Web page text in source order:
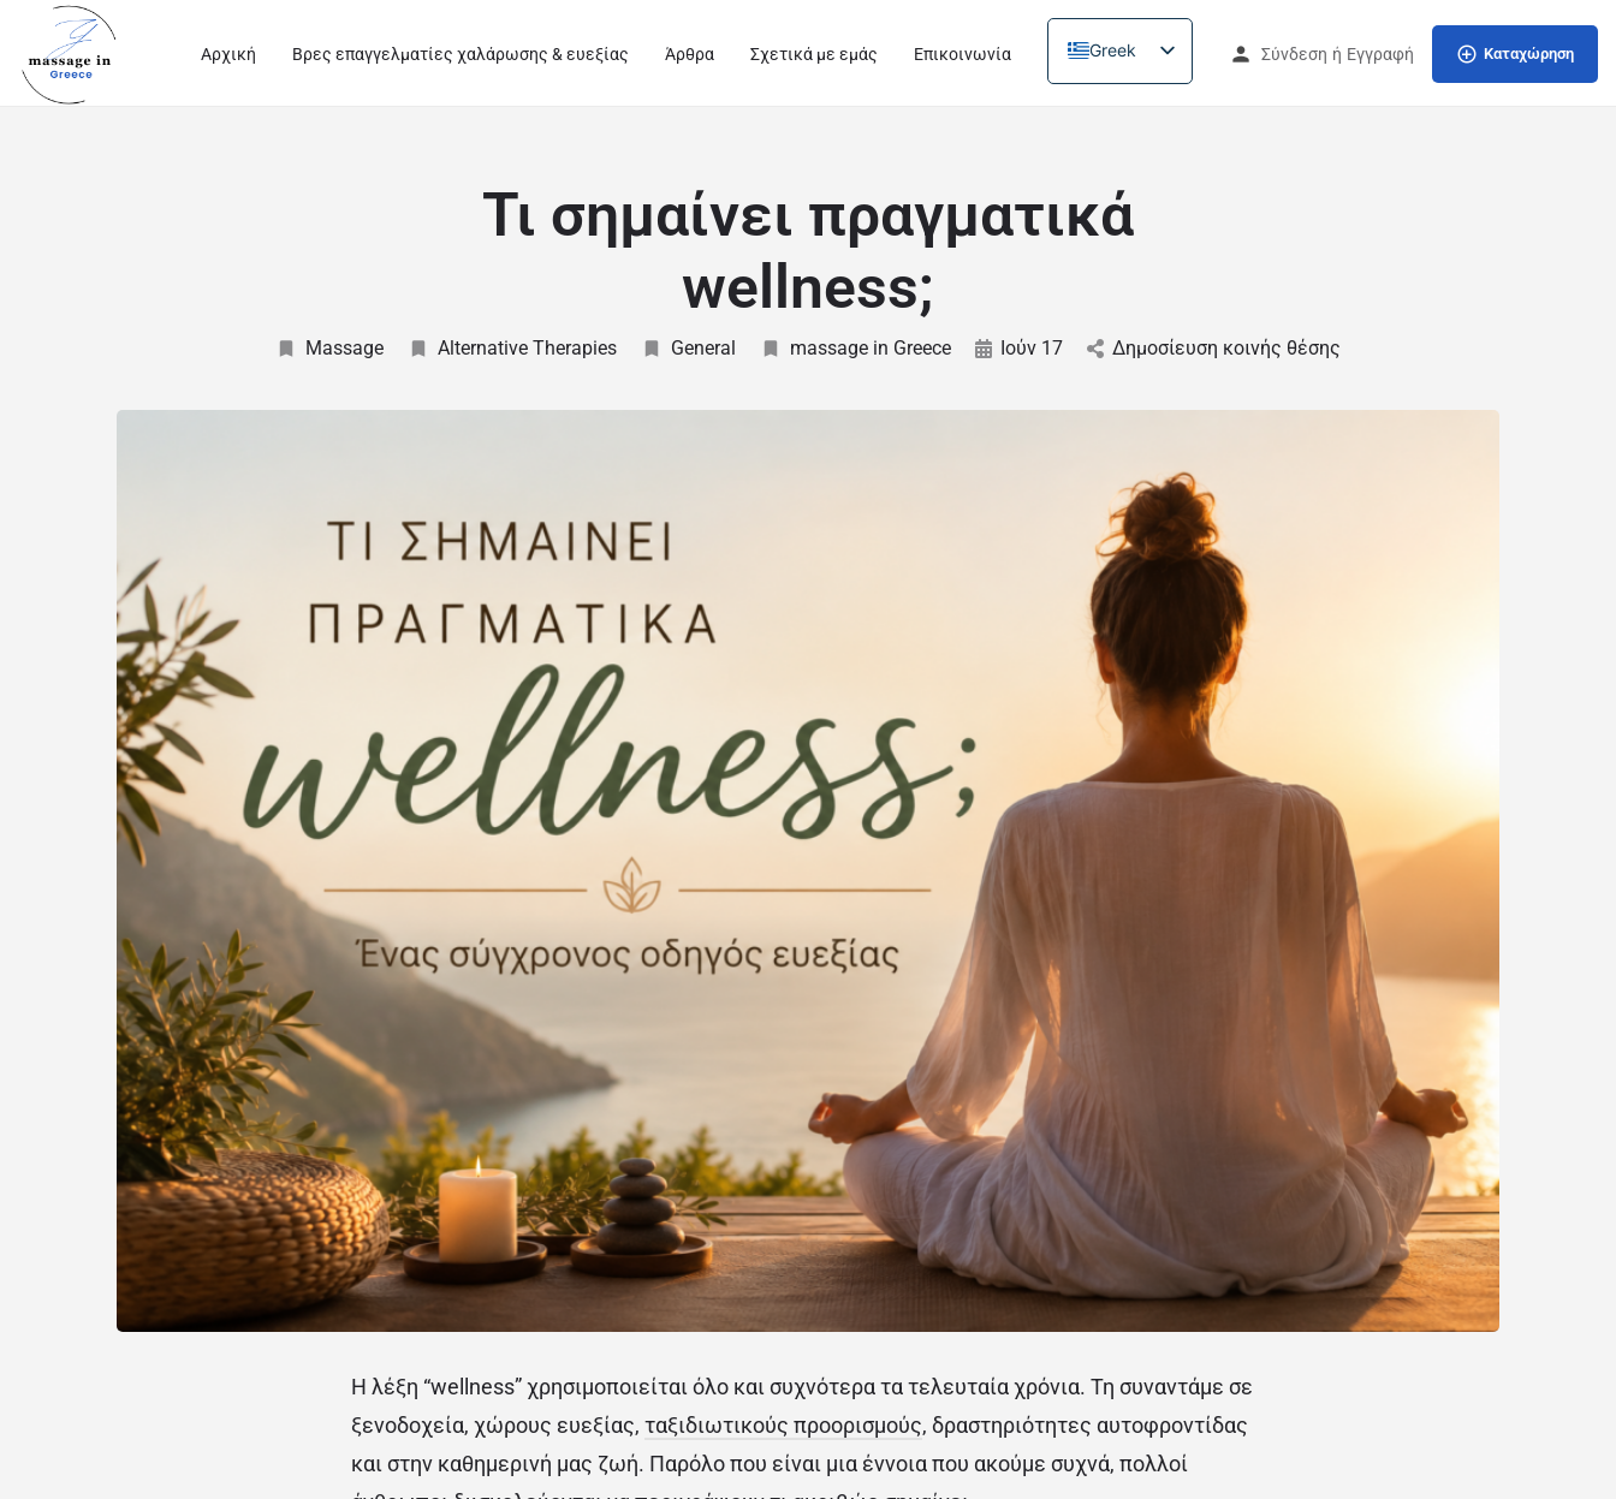
Αρχική Βρες επαγγελματίες χαλάρωσης & ευεξίας Άρθρα Σχετικά με εμάς Επικοινωνία Greek Σύνδεση ή Εγγραφή Καταχώρηση
Τι σημαίνει πραγματικά
wellness;
Massage Alternative Therapies General massage in Greece Ιούν 17 Δημοσίευση κοινής θέσης
Η λέξη “wellness” χρησιμοποιείται όλο και συχνότερα τα τελευταία χρόνια. Τη συναντάμε σε
ξενοδοχεία, χώρους ευεξίας, ταξιδιωτικούς προορισμούς, δραστηριότητες αυτοφροντίδας
και στην καθημερινή μας ζωή. Παρόλο που είναι μια έννοια που ακούμε συχνά, πολλοί